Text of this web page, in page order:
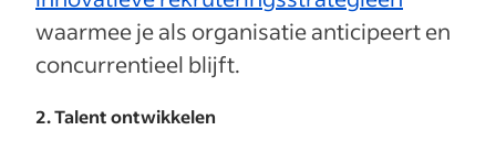
waarmee je als organisatie anticipeert en
concurrentieel blijft.
2. Talent ontwikkelen